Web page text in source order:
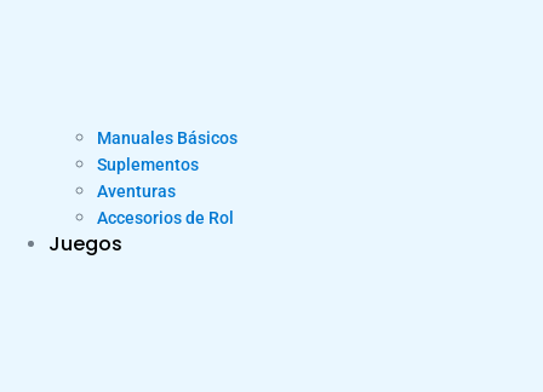
Manuales Básicos
Suplementos
Aventuras
Accesorios de Rol
Juegos